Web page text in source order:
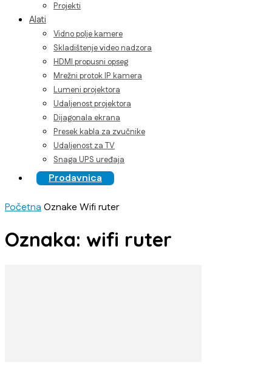
Projekti
Alati
Vidno polje kamere
Skladištenje video nadzora
HDMI propusni opseg
Mrežni protok IP kamera
Lumeni projektora
Udaljenost projektora
Dijagonala ekrana
Presek kabla za zvučnike
Udaljenost za TV
Snaga UPS uređaja
Prodavnica
PočetnaOznakeWifi ruter
Oznaka: wifi ruter